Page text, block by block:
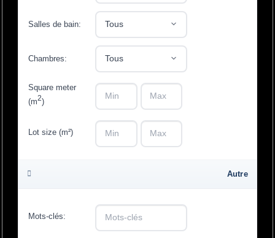
Salles de bain:
Chambres:
Square meter
(m2)
Lot size (m²)
Autre
Mots-clés: